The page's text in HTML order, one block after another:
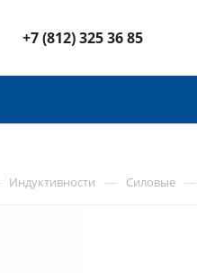
+7 (812) 325 36 85
Индуктивности — Силовые —